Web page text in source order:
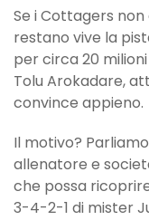
Se i Cottagers
restano vive la
per circa 20
Tolu Arokadare,
convince appieno.
Il motivo?
allenatore e
che possa
3-4-2-1 di mister